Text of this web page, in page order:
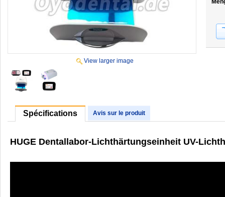
View larger image
Spécifications Avis sur le produit
HUGE Dentallabor-Lichthärtungseinheit UV-